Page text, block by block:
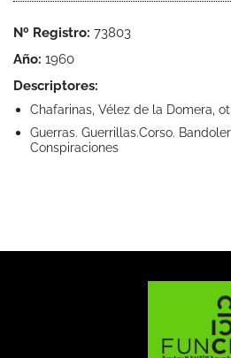
Nº Registro: 73803
Año: 1960
Descriptores:
Chafarinas, Vélez de la Domera,
Guerras. Guerrillas.Corso.
Conspiraciones